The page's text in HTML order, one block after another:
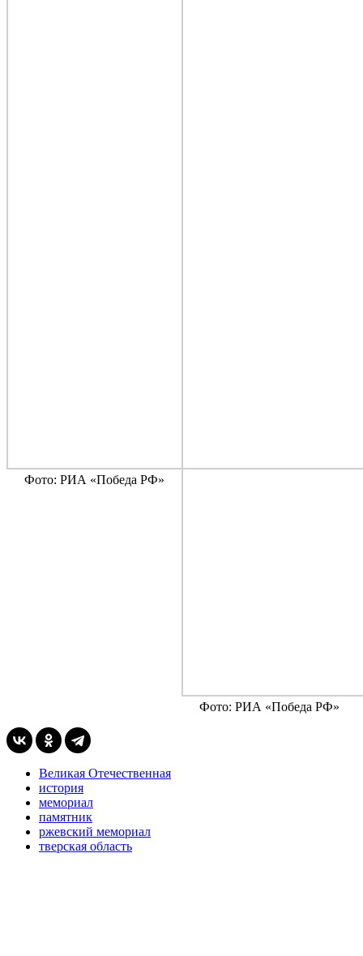
Фото: РИА «Победа РФ»
Фото: РИА «Победа РФ»
Великая Отечественная
история
мемориал
памятник
ржевский мемориал
тверская область